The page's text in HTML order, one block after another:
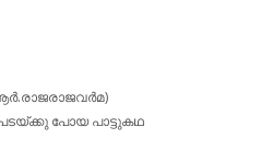
പോയ പാട്ടുകഥ